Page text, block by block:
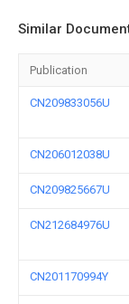
Similar
Publication
CN209833056U
CN206012038U
CN209825667U
CN212684976U
CN201170994Y